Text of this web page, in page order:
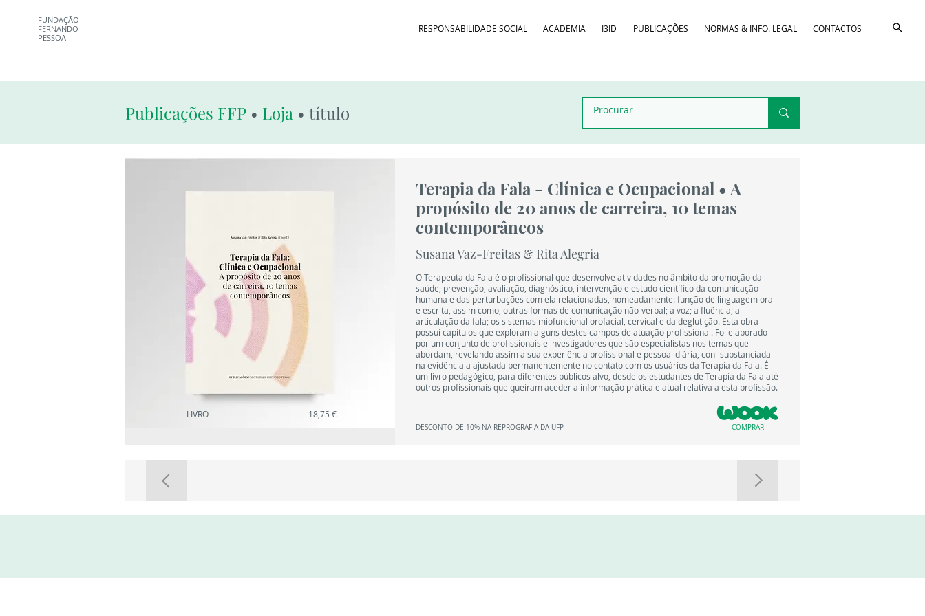
FUNDAÇÃO
FERNANDO
PESSOA
RESPONSABILIDADE SOCIAL ACADEMIA I3ID PUBLICAÇÕES NORMAS & INFO. LEGAL CONTACTOS
Publicações FFP • Loja • título
18,75 €
LIVRO
Terapia da Fala - Clínica e Ocupacional • A
propósito de 20 anos de carreira, 10 temas
contemporâneos
Susana Vaz-Freitas & Rita Alegria
O Terapeuta da Fala é o profissional que desenvolve atividades no âmbito da promoção da
saúde, prevenção, avaliação, diagnóstico, intervenção e estudo científico da comunicação
humana e das perturbações com ela relacionadas, nomeadamente: função de linguagem oral
e escrita, assim como, outras formas de comunicação não-verbal; a voz; a fluência; a
articulação da fala; os sistemas miofuncional orofacial, cervical e da deglutição. Esta obra
possui capítulos que exploram alguns destes campos de atuação profissional. Foi elaborado
por um conjunto de profissionais e investigadores que são especialistas nos temas que
abordam, revelando assim a sua experiência profissional e pessoal diária, con- substanciada
na evidência a ajustada permanentemente no contato com os usuários da Terapia da Fala. É
um livro pedagógico, para diferentes públicos alvo, desde os estudantes de Terapia da Fala até
outros profissionais que queiram aceder a informação prática e atual relativa a esta profissão.
DESCONTO DE 10% NA REPROGRAFIA DA UFP COMPRAR